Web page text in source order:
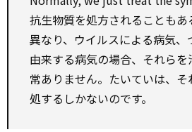
抗生物質を処方されることも
異なり、ウイルスによる病気、
由来する病気の場合、それらを
常ありません。たいていは、
処するしかないのです。